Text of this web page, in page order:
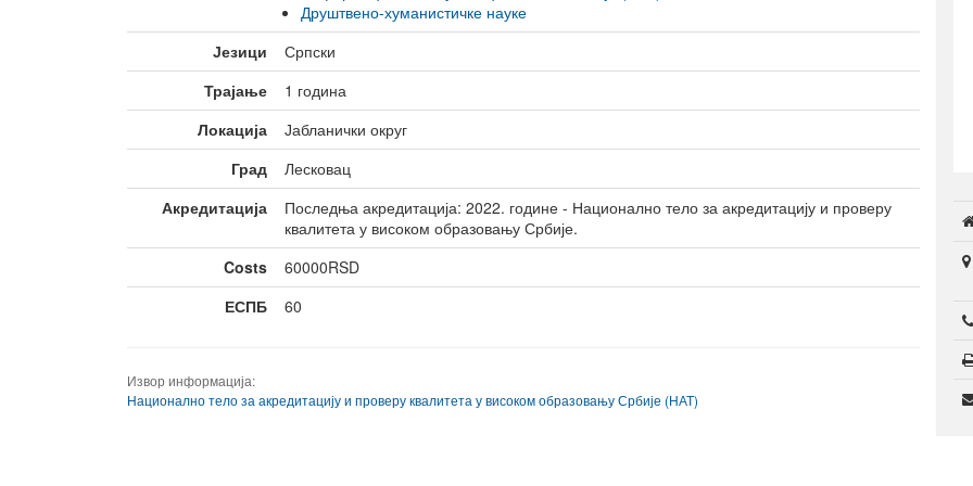
Неформално образовање
Друштвено-хуманистичке науке
Језици
Српски
Трајање
1 година
Локација
Јабланички округ
Град
Лесковац
Акредитација
Последња акредитација: 2022. године - Национално тело за акредитацију и проверу
квалитета у високом образовању Србије.
Costs
60000RSD
ЕСПБ
60
Извор информација:
Национално тело за акредитацију и проверу квалитета у високом образовању Србије (НАТ)